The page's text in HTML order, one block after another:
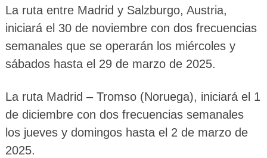
La ruta entre Madrid y Salzburgo, Austria,
iniciará el 30 de noviembre con dos frecuencias
semanales que se operarán los miércoles y
sábados hasta el 29 de marzo de 2025.
La ruta Madrid – Tromso (Noruega), iniciará el 1
de diciembre con dos frecuencias semanales
los jueves y domingos hasta el 2 de marzo de
2025.